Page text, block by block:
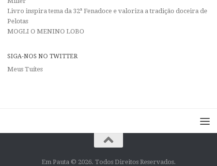
Livro inspira tema da 32ª Fenadoce e valoriza a tradição doceira de
Pelotas
MOGLI O MENINO LOBO
SIGA-NOS NO TWITTER
Meus Tuítes
Em Pauta © 2026. Todos Direitos Reservados.